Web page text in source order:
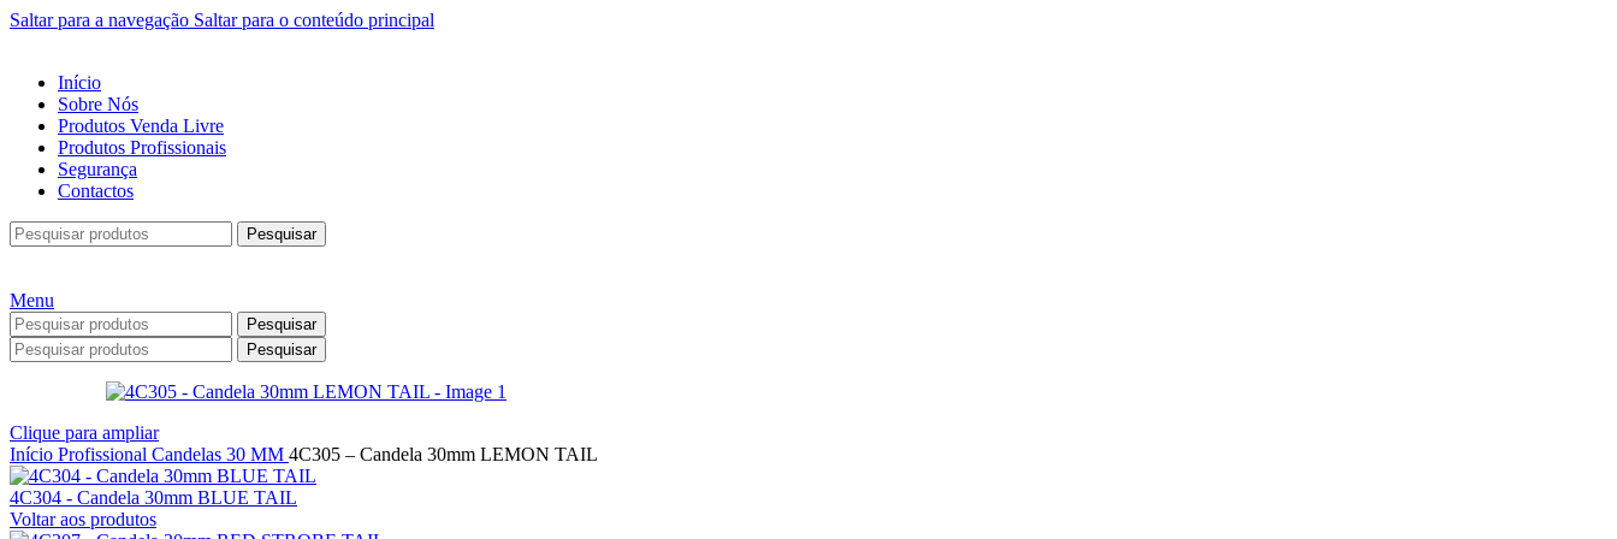
Saltar para a navegação Saltar para o conteúdo principal
Início
Sobre Nós
Produtos Venda Livre
Produtos Profissionais
Segurança
Contactos
Pesquisar
Menu
Pesquisar
Pesquisar
Clique para ampliar
Início Profissional Candelas 30 MM 4C305 – Candela 30mm LEMON TAIL
4C304 - Candela 30mm BLUE TAIL
Voltar aos produtos